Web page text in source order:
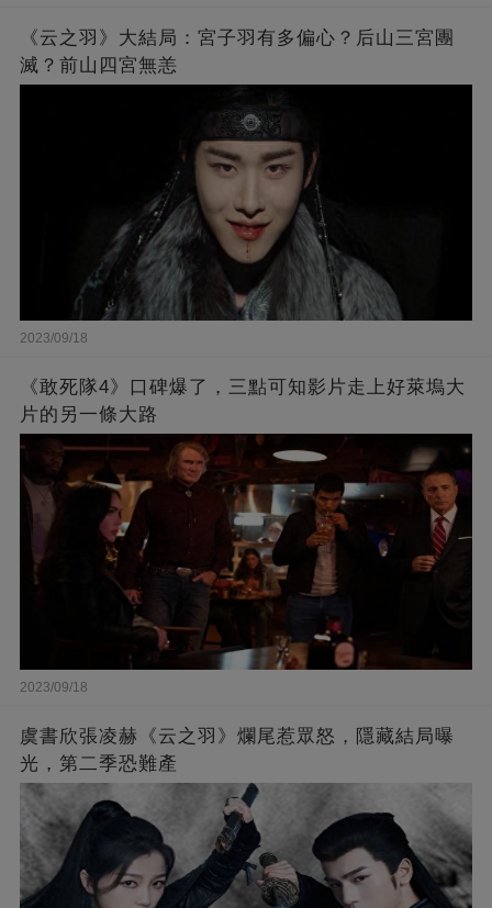
《云之羽》大結局：宮子羽有多偏心？后山三宮團
滅？前山四宮無恙
2023/09/18
《敢死隊4》口碑爆了，三點可知影片走上好萊塢大
片的另一條大路
2023/09/18
虞書欣張凌赫《云之羽》爛尾惹眾怒，隱藏結局曝
光，第二季恐難產